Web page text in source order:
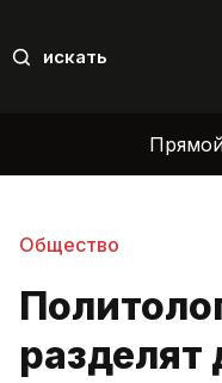
искать
Общество
разделят